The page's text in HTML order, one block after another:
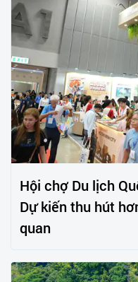
Hội chợ Du lịch
Dự kiến thu hút
quan